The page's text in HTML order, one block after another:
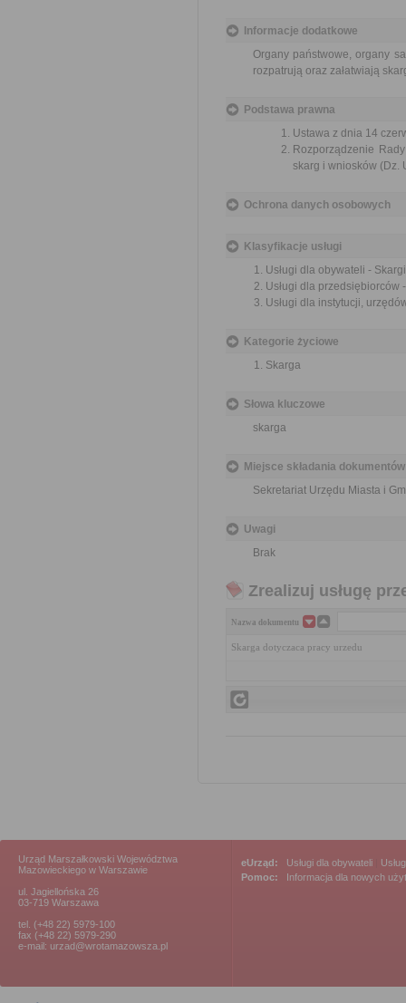
Informacje dodatkowe
Organy państwowe, organy
rozpatrują oraz załatwiają
Podstawa prawna
Ustawa z dnia 14
Rozporządzenie
skarg i wniosków (Dz.
Ochrona danych osobowych
Klasyfikacje usługi
Usługi dla obywateli -
Usługi dla przedsiębiorców
Usługi dla instytucji,
Kategorie życiowe
Skarga
Słowa kluczowe
skarga
Miejsce składania dokumentów
Sekretariat Urzędu Miasta i
Uwagi
Brak
Zrealizuj usługę
Nazwa dokumentu
Skarga dotyczaca pracy urzedu
Urząd Marszałkowski Województwa
Mazowieckiego w Warszawie
ul. Jagiellońska 26
03-719 Warszawa
tel. (+48 22) 5979-100
fax (+48 22) 5979-290
e-mail: urzad@wrotamazowsza.pl
eUrząd: Usługi dla obywateli
Pomoc:
Informacja dla nowych